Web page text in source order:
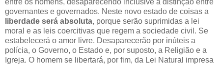
entre os homens, desaparecendo inclusive a distinção entre
governantes e governados. Neste novo estado de coisas a
liberdade será absoluta, porque serão suprimidas a lei
moral e as leis coercitivas que regem a sociedade civil. Se
estabelecerá o amor livre. Desaparecerão por inúteis a
polícia, o Governo, o Estado e, por suposto, a Religião e a
Igreja. O homem se libertará, por fim, da Lei Natural impresa